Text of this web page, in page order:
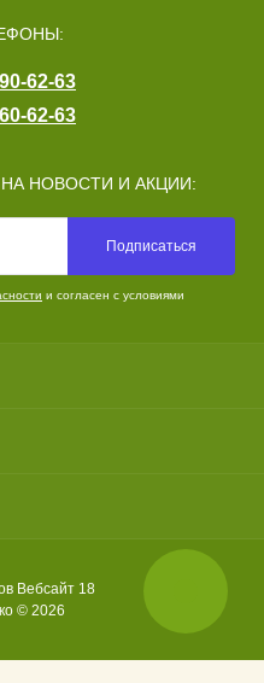
62-63
62-63
НОВОСТИ И АКЦИИ:
Подписаться
и согласен с условиями
Вебсайт 18
© 2026